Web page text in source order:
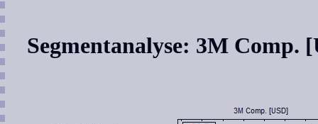
Segmentanalyse: 3M Comp.